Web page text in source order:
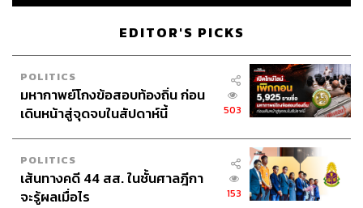
EDITOR'S PICKS
POLITICS
มหากาพย์โกงข้อสอบท้องถิ่น ก่อน
เดินหน้าสู่จุดจบในสัปดาห์นี้
503
POLITICS
เส้นทางคดี 44 สส. ในชั้นศาลฎีกา
จะรู้ผลเมื่อไร
153